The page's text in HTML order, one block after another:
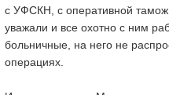
с УФСКН, с оперативной
уважали и все охотно с ним
больничные, на него не
операциях.